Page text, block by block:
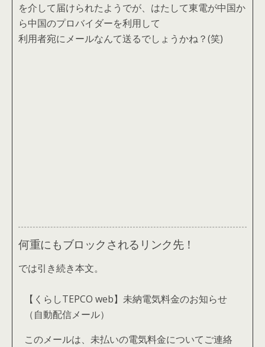
を介して届けられたようでが、はたして東電が中国か
ら中国のプロバイダーを利用して
利用者宛にメールなんて送るでしょうかね？(笑)
何重にもブロックされるリンク先！
では引き続き本文。
【くらしTEPCO web】未納電気料金のお知らせ
（自動配信メール）
このメールは、未払いの電気料金についてご連絡